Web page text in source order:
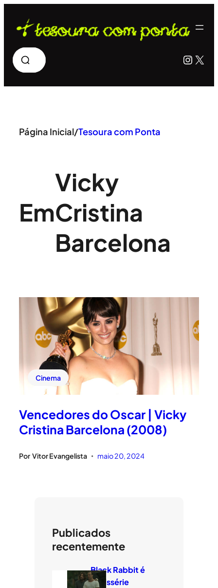
para
conteúdo
Pesquisar X
Página Inicial/Tesoura com Ponta
Em
Vicky
Cristina
Barcelona
Cinema
Vencedores do Oscar | Vicky
Cristina Barcelona (2008)
Por Vitor Evangelista • maio 20, 2024
Publicados
recentemente
Black Rabbit é
minissérie